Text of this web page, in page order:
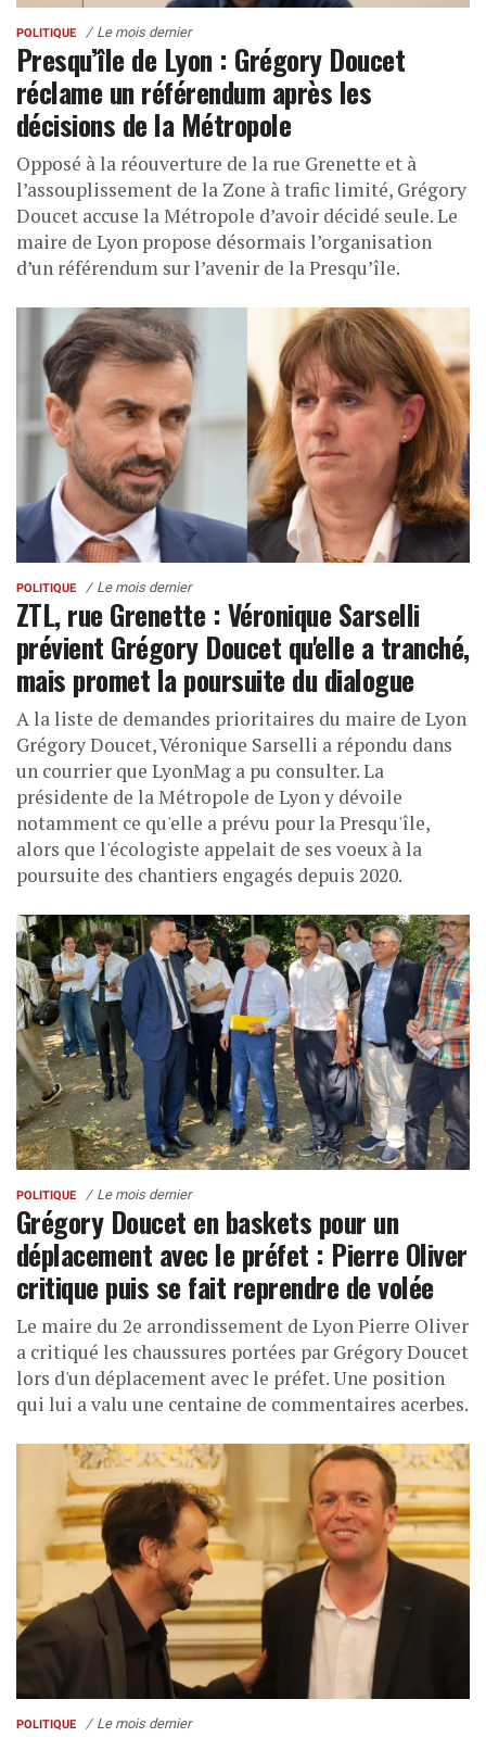
POLITIQUE Le mois dernier
Presqu’île de Lyon : Grégory Doucet
réclame un référendum après les
décisions de la Métropole
Opposé à la réouverture de la rue Grenette et à
l’assouplissement de la Zone à trafic limité, Grégory
Doucet accuse la Métropole d’avoir décidé seule. Le
maire de Lyon propose désormais l’organisation
d’un référendum sur l’avenir de la Presqu’île.
POLITIQUE Le mois dernier
ZTL, rue Grenette : Véronique Sarselli
prévient Grégory Doucet qu'elle a tranché,
mais promet la poursuite du dialogue
A la liste de demandes prioritaires du maire de Lyon
Grégory Doucet, Véronique Sarselli a répondu dans
un courrier que LyonMag a pu consulter. La
présidente de la Métropole de Lyon y dévoile
notamment ce qu'elle a prévu pour la Presqu'île,
alors que l'écologiste appelait de ses voeux à la
poursuite des chantiers engagés depuis 2020.
POLITIQUE Le mois dernier
Grégory Doucet en baskets pour un
déplacement avec le préfet : Pierre Oliver
critique puis se fait reprendre de volée
Le maire du 2e arrondissement de Lyon Pierre Oliver
a critiqué les chaussures portées par Grégory Doucet
lors d'un déplacement avec le préfet. Une position
qui lui a valu une centaine de commentaires acerbes.
POLITIQUE Le mois dernier